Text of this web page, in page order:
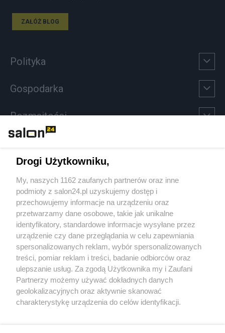
ZAŁÓŻ BLOG
Polityka
Gospodarka
Rozmaitości
Sport
Społeczeństwo
Kultura
X Facebook Instagram Youtube
Drogi Użytkowniku,
My, naszych 1162 zaufanych partnerów oraz inne
podmioty z salon24.pl uzyskujemy dostęp i
przechowujemy informacje na urządzeniu oraz
przetwarzamy dane osobowe, takie jak unikalne
identyfikatory, standardowe informacje wysyłane przez
urządzenie czy dane przeglądania w celu zapewniania
spersonalizowanych reklam, wybór spersonalizowanych
treści, pomiar reklam i treści, badanie odbiorców oraz
ulepszanie usług. Za zgodą Użytkownika my i Zaufani
Partnerzy możemy używać dokładnych danych
geolokalizacyjnych oraz aktywnie skanować
charakterystykę urządzenia do celów identyfikacji.